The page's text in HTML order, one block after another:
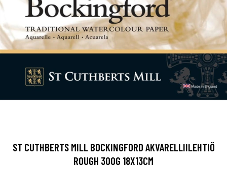
ST CUTHBERTS MILL BOCKINGFORD AKVARELLIILEHTIÖ
ROUGH 300G 18X13CM